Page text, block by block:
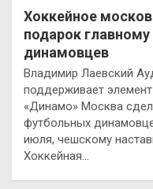
Хоккейное
подарок
динамовцев
Владимир Лаевский
поддерживает
«Динамо» Москва
футбольных
июля, чешскому
Хоккейная…